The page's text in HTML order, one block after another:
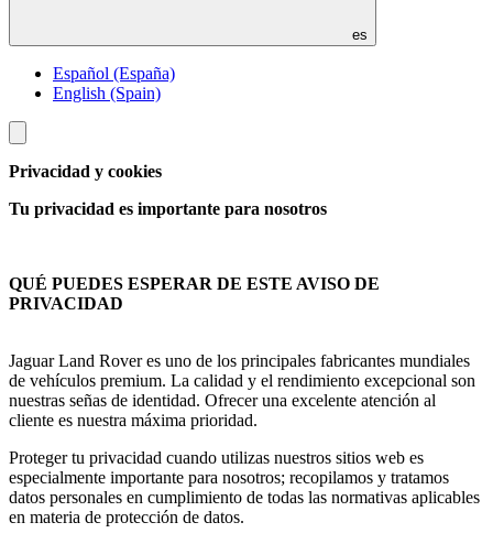
es
Español (España)
English (Spain)
Toggle
menu
Privacidad y cookies
Tu privacidad es importante para nosotros
QUÉ PUEDES ESPERAR DE ESTE AVISO DE
PRIVACIDAD
Jaguar Land Rover es uno de los principales fabricantes mundiales
de vehículos premium. La calidad y el rendimiento excepcional son
nuestras señas de identidad. Ofrecer una excelente atención al
cliente es nuestra máxima prioridad.
Proteger tu privacidad cuando utilizas nuestros sitios web es
especialmente importante para nosotros; recopilamos y tratamos
datos personales en cumplimiento de todas las normativas aplicables
en materia de protección de datos.